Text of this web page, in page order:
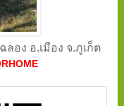
อง อ.เมือง จ.ภูเก็ต